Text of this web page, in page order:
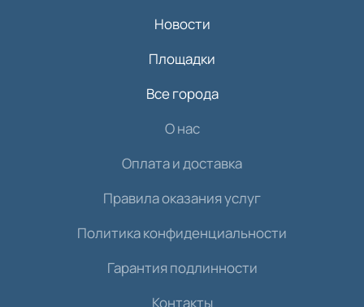
Новости
Площадки
Все города
О нас
Оплата и доставка
Правила оказания услуг
Политика конфиденциальности
Гарантия подлинности
Контакты